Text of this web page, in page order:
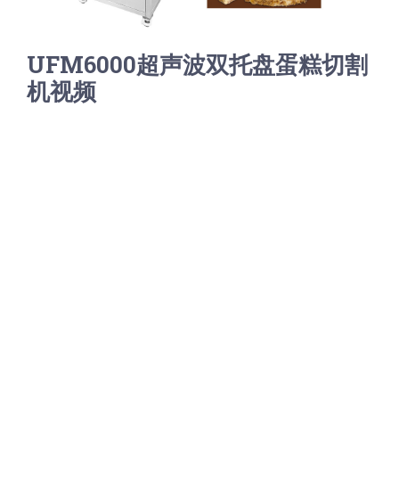
UFM6000超声波双托盘蛋糕切割
机视频